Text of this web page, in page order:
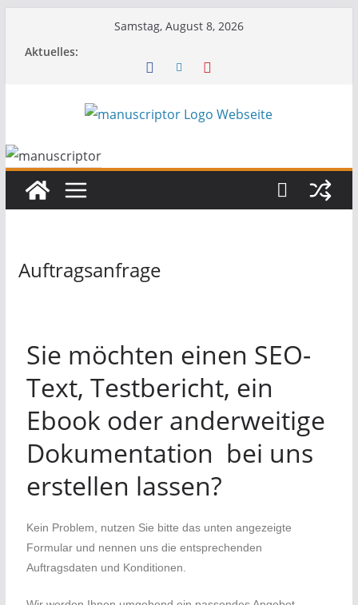
Samstag, August 8, 2026
Aktuelles:
Auftragsanfrage
Sie möchten einen SEO-
Text, Testbericht, ein
Ebook oder anderweitige
Dokumentation bei uns
erstellen lassen?
Kein Problem, nutzen Sie bitte das unten angezeigte
Formular und nennen uns die entsprechenden
Auftragsdaten und Konditionen.